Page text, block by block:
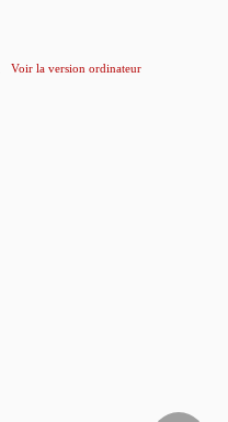
Voir la version ordinateur